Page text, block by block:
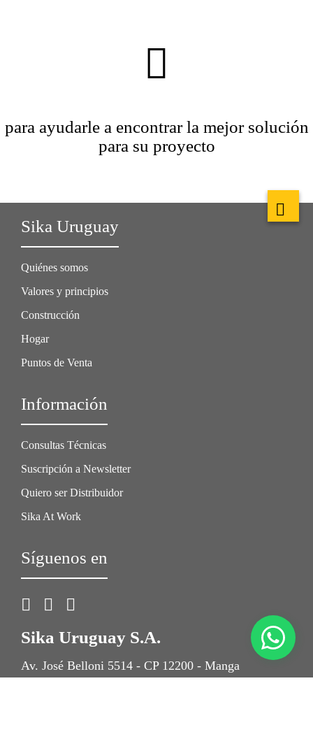
para ayudarle a encontrar la mejor solución
para su proyecto
Sika Uruguay
Quiénes somos
Valores y principios
Construcción
Hogar
Puntos de Venta
Información
Consultas Técnicas
Suscripción a Newsletter
Quiero ser Distribuidor
Sika At Work
Síguenos en
Sika Uruguay S.A.
Av. José Belloni 5514 - CP 12200 - Manga